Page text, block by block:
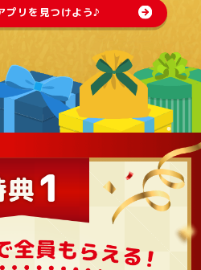
プリを見つけよう♪